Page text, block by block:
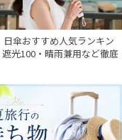
日傘おすすめ人気ランキン
光100・晴雨兼用など徹底